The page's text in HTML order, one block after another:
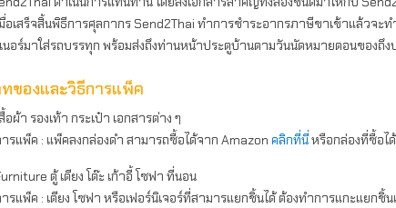
มื่อเสร็จสิ้นพิธีการศุลกากร Send2Thai ทำการชำระอากรภาษีขาเข้าแล้วจ
นอร์มาใส่รถบรรทุก พร้อมส่งถึงท่านหน้าประตูบ้านตามวันนัดหมายตอนของถึง
ทของและวิธีการแพ็ค
อผ้า รองเท้า กระเป๋า เอกสารต่าง ๆ
รแพ็ค : แพ็คลงกล่องดำ สามารถซื้อได้จาก Amazon คลิกที่นี่หรือกล่องที่ซื้อไ
ตู้ เตียง โต๊ะ เก้าอี้ โซฟา ที่นอน
รแพ็ค : เตียง โซฟา หรือเฟอร์นิเจอร์ที่สามารแยกชิ้นได้ ต้องทำการแกะแยก